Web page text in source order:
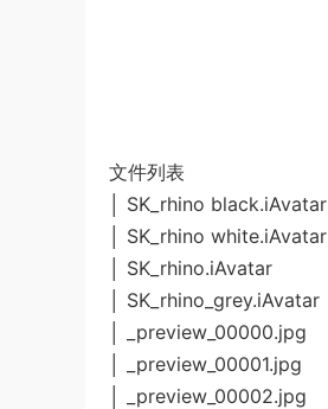
文件列表
│ SK_rhino black.iAvatar
│ SK_rhino white.iAvatar
│ SK_rhino.iAvatar
│ SK_rhino_grey.iAvatar
│ _preview_00000.jpg
│ _preview_00001.jpg
│ _preview_00002.jpg